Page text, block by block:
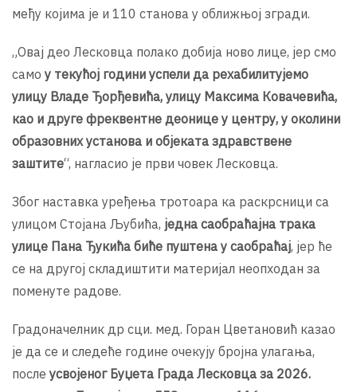
међу којима је и 110 станова у оближњој згради.
„Овај део Лесковца полако добија ново лице, јер смо
само у текућој години успели да рехабилитујемо
улицу Владе Ђорђевића, улицу Максима Ковачевића,
као и друге фреквентне деонице у центру, у околини
образовних установа и објеката здравствене
заштите“, нагласио је први човек Лесковца.
Због наставка уређења тротоара ка раскрсници са
улицом Стојана Љубића, једна саобраћајна трака
улице Пана Ђукића биће пуштена у саобраћај, јер ће
се на другој складиштити материјал неопходан за
поменуте радове.
Градоначелник др сци. мед. Горан Цветановић казао
је да се и следеће године очекују бројна улагања,
после усвојеног Буџета Града Лесковца за 2026.